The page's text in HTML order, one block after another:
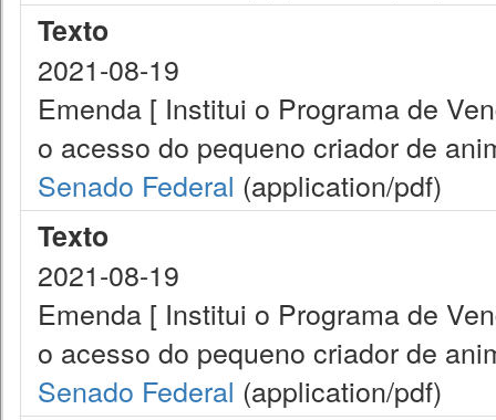
Texto
2021-08-19
Emenda [ Institui o Programa de
o acesso do pequeno criador de
Senado Federal (application/pdf)
Texto
2021-08-19
Emenda [ Institui o Programa de
o acesso do pequeno criador de
Senado Federal (application/pdf)